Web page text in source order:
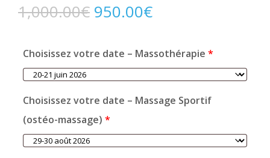
1,000.00€ 950.00€
Choisissez votre date – Massothérapie *
Choisissez votre date – Massage Sportif
(ostéo-massage) *